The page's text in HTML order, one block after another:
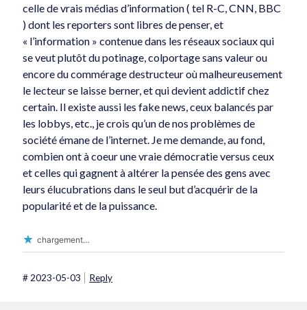
celle de vrais médias d’information ( tel R-C, CNN, BBC
) dont les reporters sont libres de penser, et
« l’information » contenue dans les réseaux sociaux qui
se veut plutôt du potinage, colportage sans valeur ou
encore du commérage destructeur où malheureusement
le lecteur se laisse berner, et qui devient addictif chez
certain. Il existe aussi les fake news, ceux balancés par
les lobbys, etc., je crois qu’un de nos problèmes de
société émane de l’internet. Je me demande, au fond,
combien ont à coeur une vraie démocratie versus ceux
et celles qui gagnent à altérer la pensée des gens avec
leurs élucubrations dans le seul but d’acquérir de la
popularité et de la puissance.
chargement…
# 2023-05-03 Reply